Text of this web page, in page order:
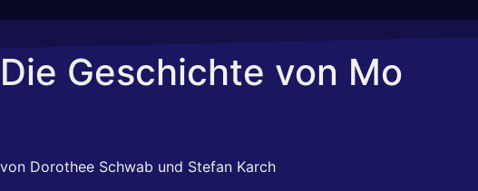
Die Geschichte von Mo
von Dorothee Schwab und Stefan Karch